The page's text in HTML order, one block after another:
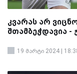
კვარას არ
შთამბეჭდავია -
19 მარტი 2024 |